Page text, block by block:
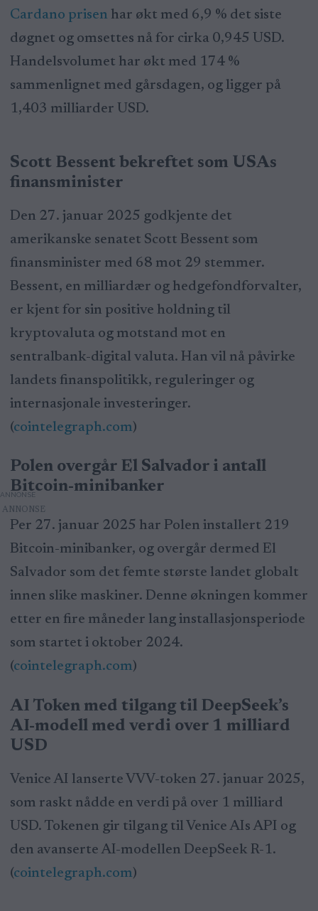
Cardano prisen har økt med 6,9 % det siste
døgnet og omsettes nå for cirka 0,945 USD.
Handelsvolumet har økt med 174 %
sammenlignet med gårsdagen, og ligger på
1,403 milliarder USD.
Scott Bessent bekreftet som USAs
finansminister
Den 27. januar 2025 godkjente det
amerikanske senatet Scott Bessent som
finansminister med 68 mot 29 stemmer.
Bessent, en milliardær og hedgefondforvalter,
er kjent for sin positive holdning til
kryptovaluta og motstand mot en
sentralbank-digital valuta. Han vil nå påvirke
landets finanspolitikk, reguleringer og
internasjonale investeringer.
(cointelegraph.com)
Polen overgår El Salvador i antall
Bitcoin-minibanker
ANNONSE
Per 27. januar 2025 har Polen installert 219
Bitcoin-minibanker, og overgår dermed El
Salvador som det femte største landet globalt
innen slike maskiner. Denne økningen kommer
etter en fire måneder lang installasjonsperiode
som startet i oktober 2024.
(cointelegraph.com)
AI Token med tilgang til DeepSeek’s
AI-modell med verdi over 1 milliard
USD
Venice AI lanserte VVV-token 27. januar 2025,
som raskt nådde en verdi på over 1 milliard
USD. Tokenen gir tilgang til Venice AIs API og
den avanserte AI-modellen DeepSeek R-1.
(cointelegraph.com)